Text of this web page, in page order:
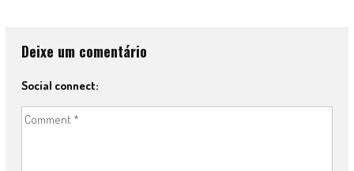
Deixe um comentário
Social connect: